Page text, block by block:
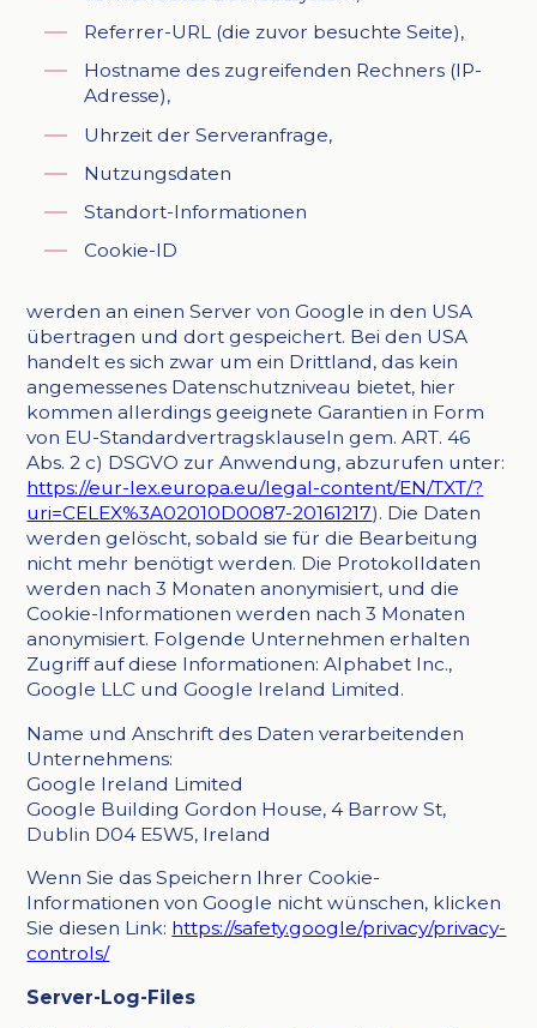
Referrer-URL (die zuvor besuchte Seite),
Hostname des zugreifenden Rechners (IP-
Adresse),
Uhrzeit der Serveranfrage,
Nutzungsdaten
Standort-Informationen
Cookie-ID
werden an einen Server von Google in den USA
übertragen und dort gespeichert. Bei den USA
handelt es sich zwar um ein Drittland, das kein
angemessenes Datenschutzniveau bietet, hier
kommen allerdings geeignete Garantien in Form
von EU-Standardvertragsklauseln gem. ART. 46
Abs. 2 c) DSGVO zur Anwendung, abzurufen unter:
https://eur-lex.europa.eu/legal-content/EN/TXT/?
uri=CELEX%3A02010D0087-20161217). Die Daten
werden gelöscht, sobald sie für die Bearbeitung
nicht mehr benötigt werden. Die Protokolldaten
werden nach 3 Monaten anonymisiert, und die
Cookie-Informationen werden nach 3 Monaten
anonymisiert. Folgende Unternehmen erhalten
Zugriff auf diese Informationen: Alphabet Inc.,
Google LLC und Google Ireland Limited.
Name und Anschrift des Daten verarbeitenden
Unternehmens:
Google Ireland Limited
Google Building Gordon House, 4 Barrow St,
Dublin D04 E5W5, Ireland
Wenn Sie das Speichern Ihrer Cookie-
Informationen von Google nicht wünschen, klicken
Sie diesen Link: https://safety.google/privacy/privacy-
controls/
Server-Log-Files